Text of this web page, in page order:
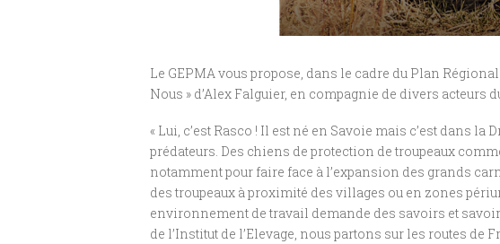
Le GEPMA vous propose, dans le cadre du Plan
Nous » d’Alex Falguier, en compagnie de divers acteurs
« Lui, c’est Rasco ! Il est né en Savoie mais c’est dans
prédateurs. Des chiens de protection de troupeaux
notamment pour faire face à l’expansion des grands
des troupeaux à proximité des villages ou en zones
environnement de travail demande des savoirs et
de l’Institut de l’Elevage, nous partons sur les routes